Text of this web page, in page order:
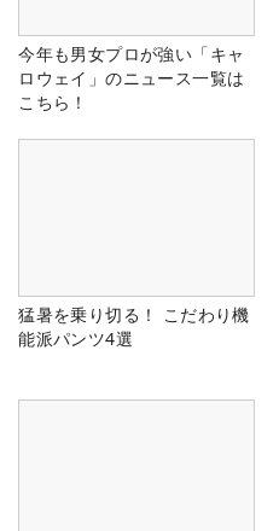
今年も男女プロが強い「キャ
ロウェイ」のニュース一覧は
こちら！
猛暑を乗り切る！ こだわり機
能派パンツ4選